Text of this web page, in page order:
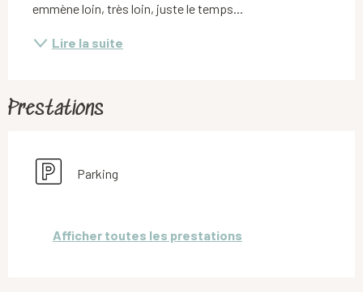
emmène loin, très loin, juste le temps...
Lire la suite
Prestations
Parking
Afficher toutes les prestations